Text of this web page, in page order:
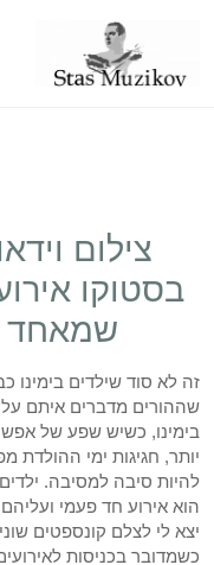
צילום בר
צילום בת מצווה
צילום
צילום
הפקת בר
בוק בר
בוק בת
הפקת
הכנת
צילום
סרטי
צילום
צילום
הריון ולידה
ברית
בר/בת
צילום
בסטוקו
שמאחד
זה לא סוד שילדים בימינו
שההורים מדברים איתם על
בימינו, כשיש שפע של
יותר, חגיגות ימי ההולדת
להיות סיבה למסיבה.
הוא אירוע חד פעמי ועליהם
יצא לי לצלם קונספטים
כשמדובר בכניסות